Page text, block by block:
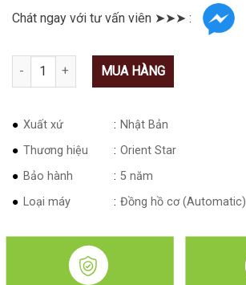
Chát ngay với tư vấn viên ➤➤➤ :
Số lượng MUA HÀNG
Xuất xứ
Nhật Bản
Thương hiệu
Orient Star
Bảo hành
5 năm
Loại máy
Đồng hồ cơ (Automatic)